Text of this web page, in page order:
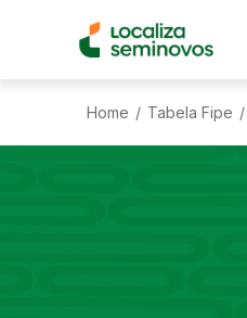
Home / Tabela Fipe /